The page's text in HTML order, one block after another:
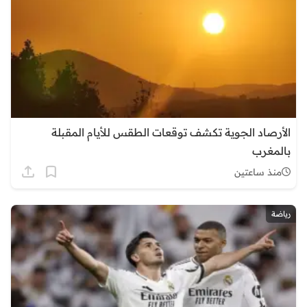
الأرصاد الجوية تكشف توقعات الطقس للأيام المقبلة
بالمغرب
منذ ساعتين
رياضة